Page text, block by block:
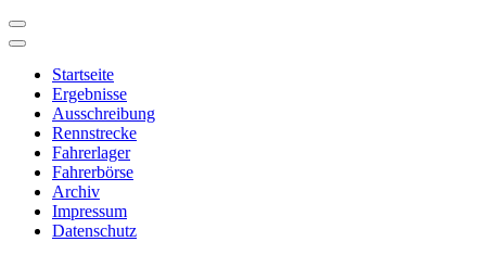
Startseite
Ergebnisse
Ausschreibung
Rennstrecke
Fahrerlager
Fahrerbörse
Archiv
Impressum
Datenschutz